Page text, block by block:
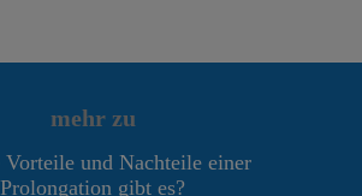
mehr zu
Vorteile und Nachteile einer
Prolongation gibt es?